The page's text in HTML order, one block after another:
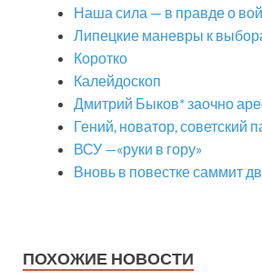
Наша сила — в правде о
Липецкие маневры к
Коротко
Калейдоскоп
Дмитрий Быков* заочно
Гений, новатор, советский
ВСУ —«руки в гору»
Вновь в повестке саммит
ПОХОЖИЕ НОВОСТИ